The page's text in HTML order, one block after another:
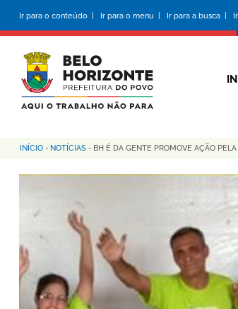
conteúdo
principal
Ir para o conteúdo | Ir para o menu | Ir para a busca |
Trilha
de
navegação
INÍCIO - NOTÍCIAS - BH É DA GENTE PROMOVE AÇÃO